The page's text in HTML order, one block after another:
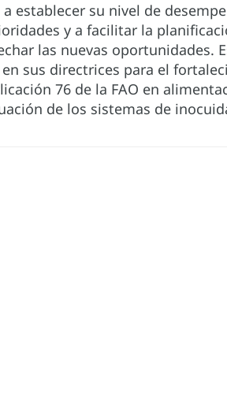
establecer su nivel de
y a facilitar la
las nuevas oportunidades.
sus directrices para el
76 de la FAO en
de los sistemas de